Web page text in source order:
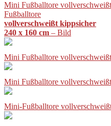
Mini Fußballtore
Fußballtore
vollverschweißt kippsicher
240 x 160 cm – Bild
Mini Fußballtore
Mini Fußballtore
Mini-Fußballtore